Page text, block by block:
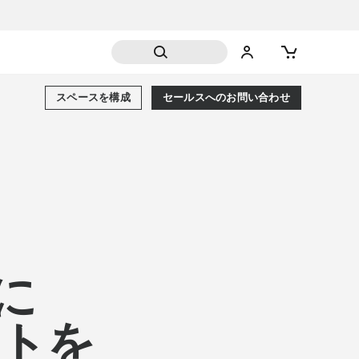
セールスへのお問い合わせ
スペースを構成
を